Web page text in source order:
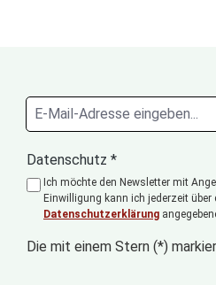
Datenschutz *
Ich möchte den Newsletter mit
Einwilligung kann ich jederzeit
Datenschutzerklärung
Die mit einem Stern (*)